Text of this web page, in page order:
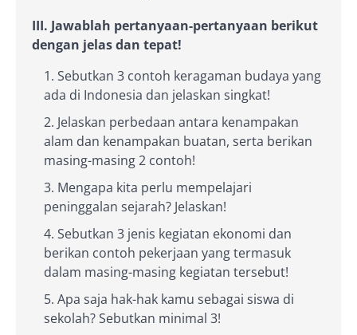
III. Jawablah pertanyaan-pertanyaan berikut
dengan jelas dan tepat!
Sebutkan 3 contoh keragaman budaya yang
ada di Indonesia dan jelaskan singkat!
Jelaskan perbedaan antara kenampakan
alam dan kenampakan buatan, serta berikan
masing-masing 2 contoh!
Mengapa kita perlu mempelajari
peninggalan sejarah? Jelaskan!
Sebutkan 3 jenis kegiatan ekonomi dan
berikan contoh pekerjaan yang termasuk
dalam masing-masing kegiatan tersebut!
Apa saja hak-hak kamu sebagai siswa di
sekolah? Sebutkan minimal 3!